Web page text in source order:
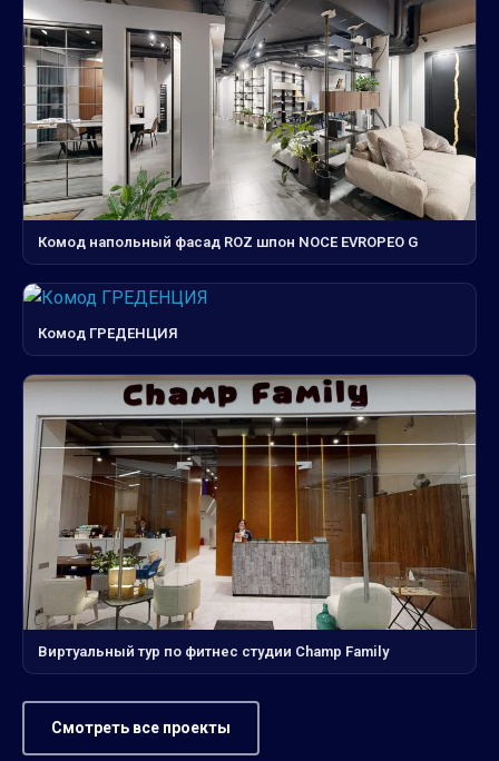
Комод напольный фасад ROZ шпон NOCE EVROPEO G
Комод ГРЕДЕНЦИЯ
Виртуальный тур по фитнес студии Champ Family
Смотреть все проекты